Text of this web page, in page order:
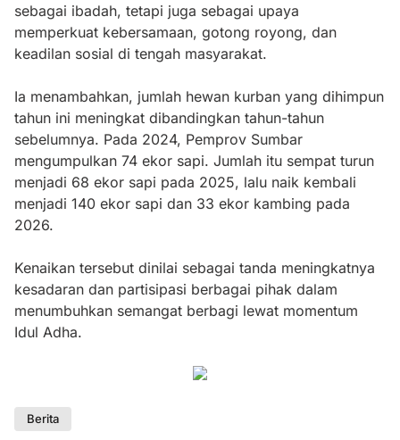
sebagai ibadah, tetapi juga sebagai upaya
memperkuat kebersamaan, gotong royong, dan
keadilan sosial di tengah masyarakat.
Ia menambahkan, jumlah hewan kurban yang dihimpun
tahun ini meningkat dibandingkan tahun-tahun
sebelumnya. Pada 2024, Pemprov Sumbar
mengumpulkan 74 ekor sapi. Jumlah itu sempat turun
menjadi 68 ekor sapi pada 2025, lalu naik kembali
menjadi 140 ekor sapi dan 33 ekor kambing pada
2026.
Kenaikan tersebut dinilai sebagai tanda meningkatnya
kesadaran dan partisipasi berbagai pihak dalam
menumbuhkan semangat berbagi lewat momentum
Idul Adha.
Berita